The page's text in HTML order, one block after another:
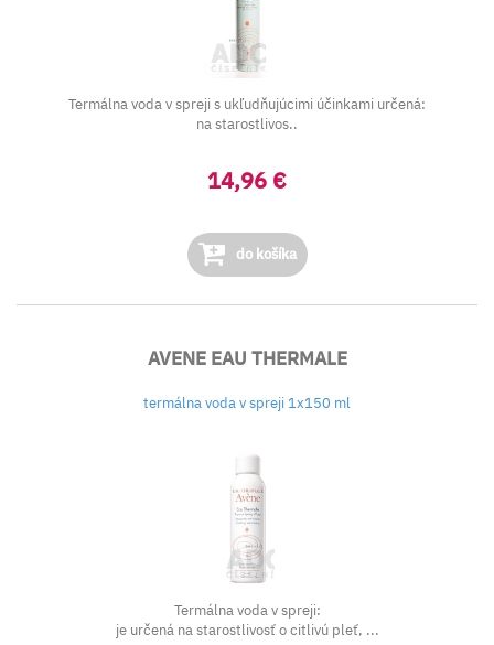
Termálna voda v spreji s ukľudňujúcimi účinkami určená:
na starostlivos..
14,96 €
do košíka
AVENE EAU THERMALE
termálna voda v spreji 1x150 ml
Termálna voda v spreji:
je určená na starostlivosť o citlivú pleť, ...